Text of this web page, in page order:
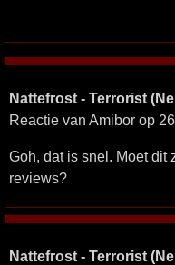
Nattefrost - Terrorist
Reactie van Amibor op
Goh, dat is snel. Moet dit
reviews?
Nattefrost - Terrorist